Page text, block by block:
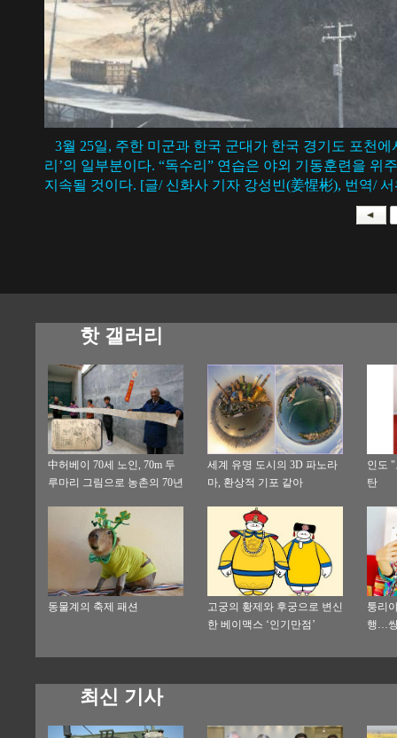
3월 25일, 주한 미군과 한국 군대가 한국 경기도 포천
리’의 일부분이다. “독수리” 연습은 야외 기동훈련을 위
지속될 것이다. [글/ 신화사 기자 강성빈(姜惺彬), 번역/
핫 갤러리
中허베이 70세 노인, 70m 두
루마리 그림으로 농촌의 70년
세계 유명 도시의 3D 파노라
마, 환상적 기포 같아
인도
탄
동물계의 축제 패션
고궁의 황제와 후궁으로 변신
한 베이맥스 ‘인기만점’
퉁리
행…
최신 기사